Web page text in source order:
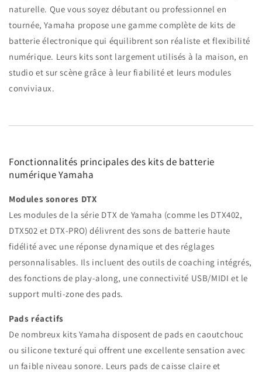
naturelle. Que vous soyez débutant ou professionnel en
tournée, Yamaha propose une gamme complète de kits de
batterie électronique qui équilibrent son réaliste et flexibilité
numérique. Leurs kits sont largement utilisés à la maison, en
studio et sur scène grâce à leur fiabilité et leurs modules
conviviaux.
Fonctionnalités principales des kits de batterie
numérique Yamaha
Modules sonores DTX
Les modules de la série DTX de Yamaha (comme les DTX402,
DTX502 et DTX-PRO) délivrent des sons de batterie haute
fidélité avec une réponse dynamique et des réglages
personnalisables. Ils incluent des outils de coaching intégrés,
des fonctions de play-along, une connectivité USB/MIDI et le
support multi-zone des pads.
Pads réactifs
De nombreux kits Yamaha disposent de pads en caoutchouc
ou silicone texturé qui offrent une excellente sensation avec
un faible niveau sonore. Leurs pads de caisse claire et